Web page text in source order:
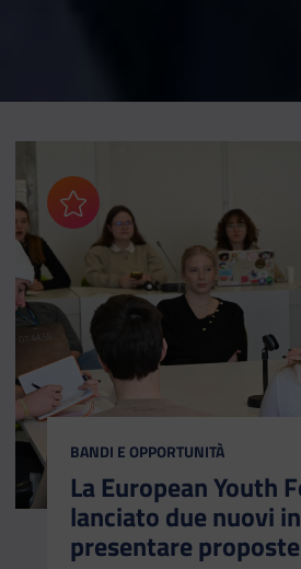
Aggiungi ai preferiti
CATEGORIA:
BANDI E OPPORTUNITÀ
La European Youth
lanciato due nuovi
presentare proposte